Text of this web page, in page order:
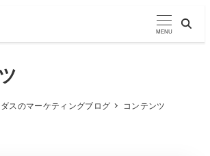
MENU
スのマーケティングブログ コンテンツ